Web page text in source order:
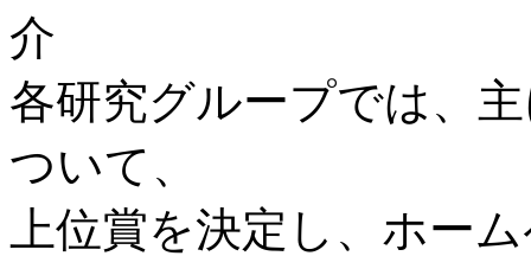
介
各研究グループでは、
ついて、
上位賞を決定し、ホー